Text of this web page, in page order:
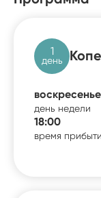
1
день
воскресенье
день недели
18:00
время